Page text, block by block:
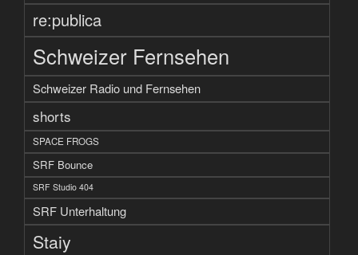
re:publica
Schweizer Fernsehen
Schweizer Radio und Fernsehen
shorts
SPACE FROGS
SRF Bounce
SRF Studio 404
SRF Unterhaltung
Staiy